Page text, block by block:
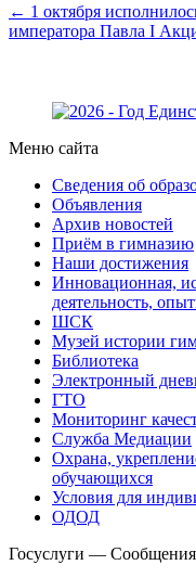
← 1 октября
императора Павла I
Меню сайта
Сведения об
Объявления
Архив новостей
Приём в гимназию
Наши достижения
Инновационная,
деятельность,
ШСК
Музей истории
Библиотека
Электронный
ГТО
Мониторинг
Служба Медиации
Охрана,
обучающихся
Условия для
ОДОД
Госуслуги —